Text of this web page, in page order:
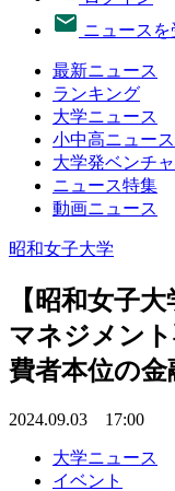
ニュースを
最新ニュース
ランキング
大学ニュース
小中高ニュース
大学発ベンチ
ニュース特集
動画ニュース
昭和女子大学
【昭和女子
マネジメン
費者本位の金
2024.09.03 17:00
大学ニュース
イベント